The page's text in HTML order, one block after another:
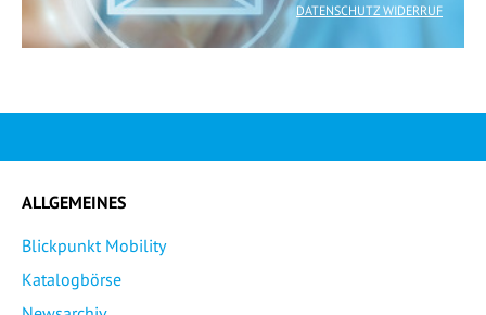
DATENSCHUTZ WIDERRUF
ALLGEMEINES
Blickpunkt Mobility
Katalogbörse